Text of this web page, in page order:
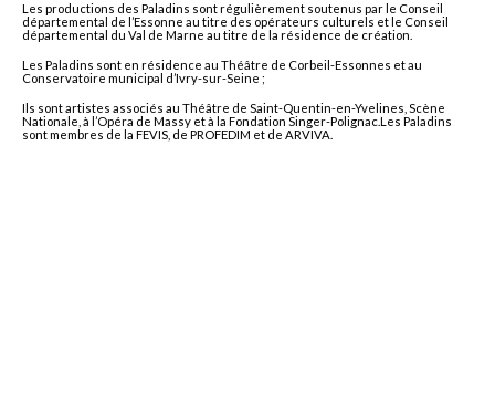
Les productions des Paladins sont régulièrement soutenus par le Conseil
départemental de l’Essonne au titre des opérateurs culturels et le Conseil
départemental du Val de Marne au titre de la résidence de création.
Les Paladins sont en résidence au Théâtre de Corbeil-Essonnes et au
Conservatoire municipal d’Ivry-sur-Seine ;
Ils sont artistes associés au Théâtre de Saint-Quentin-en-Yvelines, Scène
Nationale, à l’Opéra de Massy et à la Fondation Singer-Polignac.Les Paladins
sont membres de la FEVIS, de PROFEDIM et de ARVIVA.